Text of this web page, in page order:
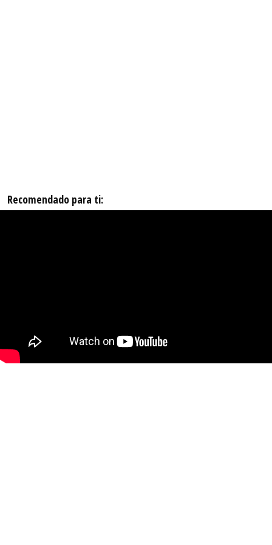
Recomendado para ti: